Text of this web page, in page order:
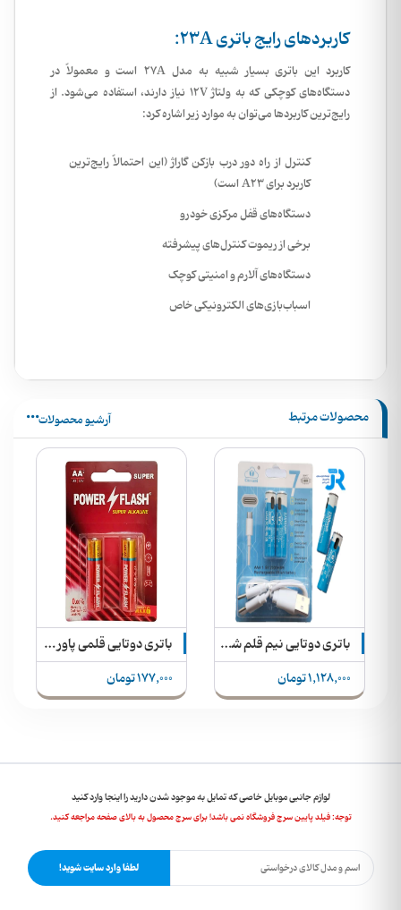
کاربردهای رایج باتری 23A:
کاربرد این باتری بسیار شبیه به مدل 27A است و معمولاً در
دستگاه‌های کوچکی که به ولتاژ 12V نیاز دارند، استفاده می‌شود. از
رایج‌ترین کاربردها می‌توان به موارد زیر اشاره کرد:
کنترل از راه دور درب بازکن گاراژ(این احتمالاً رایج‌ترین
کاربرد برای A23 است)
دستگاه‌های قفل مرکزی خودرو
برخی از ریموت کنترل‌های پیشرفته
دستگاه‌های آلارم و امنیتی کوچک
اسباب‌بازی‌های الکترونیکی خاص
محصولات مرتبط آرشیو محصولات
باتری دوتایی نیم قلم شارژی تایپ سی 2300mWh Ciccani 1.5V AAA + کابل شارژ
1,128,000 تومان
باتری دوتایی قلمی پاور فلش 1.5V AA مدل Super Alkaline LR6
177,000 تومان
لوازم جانبی موبایل خاصی که تمایل به موجود شدن دارید را اینجا وارد کنید
توجه: فیلد پایین سرچ فروشگاه نمی باشد! برای سرچ محصول به بالای صفحه مراجعه کنید.
لطفا وارد سایت شوید!